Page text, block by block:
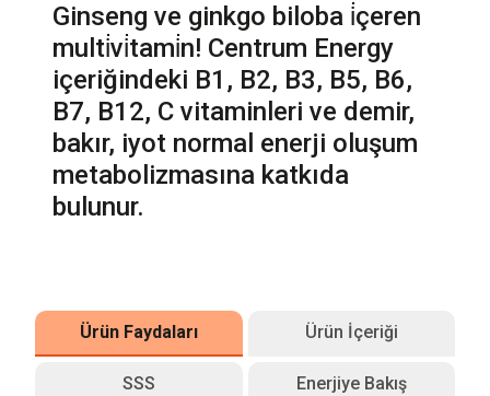
Ginseng ve ginkgo biloba i̇çeren
multi̇vi̇tami̇n! Centrum Energy
içeriğindeki B1, B2, B3, B5, B6,
B7, B12, C vitaminleri ve demir,
bakır, iyot normal enerji oluşum
metabolizmasına katkıda
bulunur.
Ürün Faydaları Ürün İçeriği
SSS Enerjiye Bakış